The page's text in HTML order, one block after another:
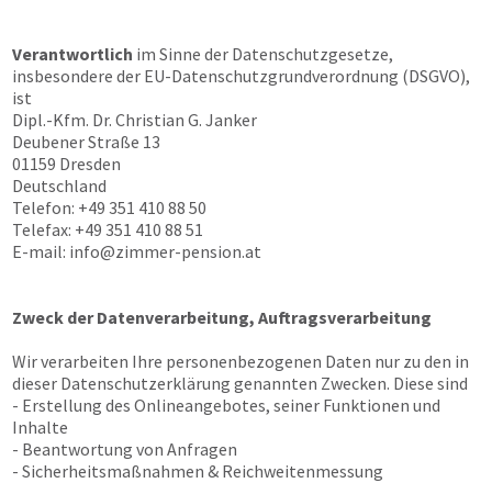
Verantwortlich im Sinne der Datenschutzgesetze,
insbesondere der EU-Datenschutzgrundverordnung (DSGVO),
ist
Dipl.-Kfm. Dr. Christian G. Janker
Deubener Straße 13
01159 Dresden
Deutschland
Telefon: +49 351 410 88 50
Telefax: +49 351 410 88 51
E-mail: info@zimmer-pension.at
Zweck der Datenverarbeitung, Auftragsverarbeitung
Wir verarbeiten Ihre personenbezogenen Daten nur zu den in
dieser Datenschutzerklärung genannten Zwecken. Diese sind
- Erstellung des Onlineangebotes, seiner Funktionen und
Inhalte
- Beantwortung von Anfragen
- Sicherheitsmaßnahmen & Reichweitenmessung